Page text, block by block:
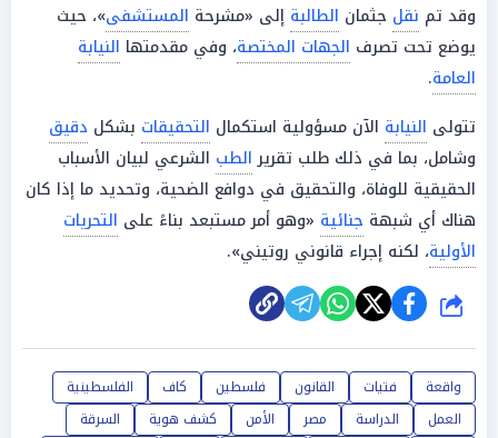
وقد تم نقل جثمان الطالبة إلى «مشرحة المستشفى»، حيث
يوضع تحت تصرف الجهات المختصة، وفي مقدمتها النيابة
العامة.
تتولى النيابة الآن مسؤولية استكمال التحقيقات بشكل دقيق
وشامل، بما في ذلك طلب تقريرالطب الشرعي لبيان الأسباب
الحقيقية للوفاة، والتحقيق في دوافع الضحية، وتحديد ما إذا كان
هناك أي شبهة جنائية «وهو أمر مستبعد بناءً على التحريات
الأولية، لكنه إجراء قانوني روتيني».
شارك
واقعة فتيات القانون فلسطين كاف
الفلسطينية
العمل
الدراسة مصر الأمن كشف هوية
السرقة